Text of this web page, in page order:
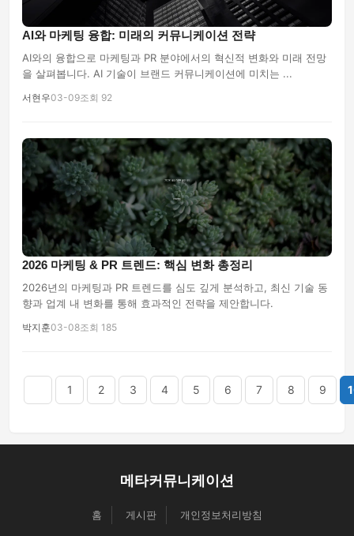
AI와 마케팅 융합: 미래의 커뮤니케이션 전략
AI와의 융합으로 마케팅과 PR 분야에서의 혁신적 변화와 미래 전망
을 살펴봅니다. AI 기술이 브랜드 커뮤니케이션에 미치는 ...
서현우03-09조회 92
2026 마케팅 & PR 트렌드: 핵심 변화 총정리
2026년의 마케팅과 PR 트렌드를 심도 깊게 분석하고, 최신 기술 동
향과 업계 내 변화를 통해 효과적인 전략을 제안합니다.
박지훈03-08조회 185
1 2 3 4 5 6 7 8 9
메타커뮤니케이션
홈 게시판 개인정보처리방침